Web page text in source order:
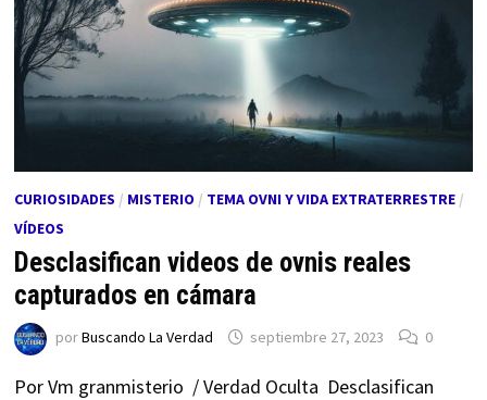
CURIOSIDADES / MISTERIO / TEMA OVNI Y VIDA EXTRATERRESTRE/
VÍDEOS
Desclasifican videos de ovnis reales
capturados en cámara
porBuscando La Verdad septiembre 27, 2023 0
Por Vm granmisterio / Verdad Oculta Desclasifican